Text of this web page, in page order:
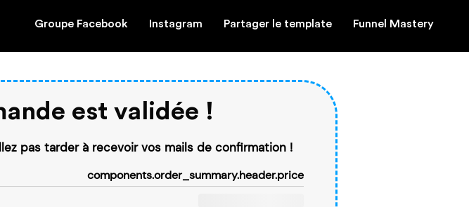
Groupe Facebook Instagram Partager le template Funnel Mastery
est validée !
pas tarder à recevoir vos mails de confirmation !
components.order_summary.header.price